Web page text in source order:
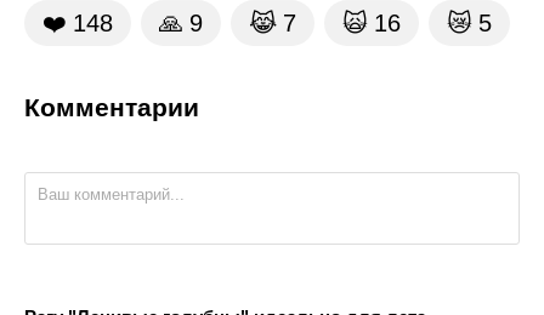
❤️ 148 🙏 9 😹 7 🙀 16 😿 5
Комментарии